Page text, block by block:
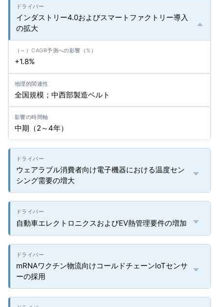
インダストリー4.0およびスマートファクトリー導入
の拡大
+1.8%
全国規模；中西部製造ベルト
中期（2～4年）
ウェアラブル消費者向け電子機器における温度セン
シング需要の増大
自動車エレクトロニクスおよびEV熱管理要件の増加
mRNAワクチン物流向けコールドチェーンIoTセンサ
ーの採用